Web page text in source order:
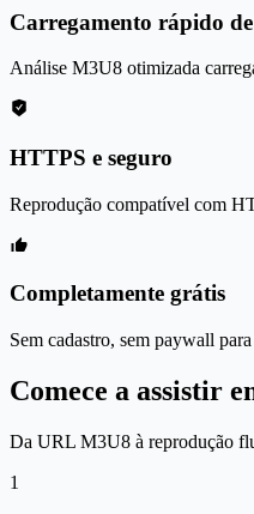
Carregamento rápido
Análise M3U8 otimizada
HTTPS e seguro
Reprodução compatível com
Completamente grátis
Sem cadastro, sem paywall
Comece a assistir
Da URL M3U8 à reprodução
1